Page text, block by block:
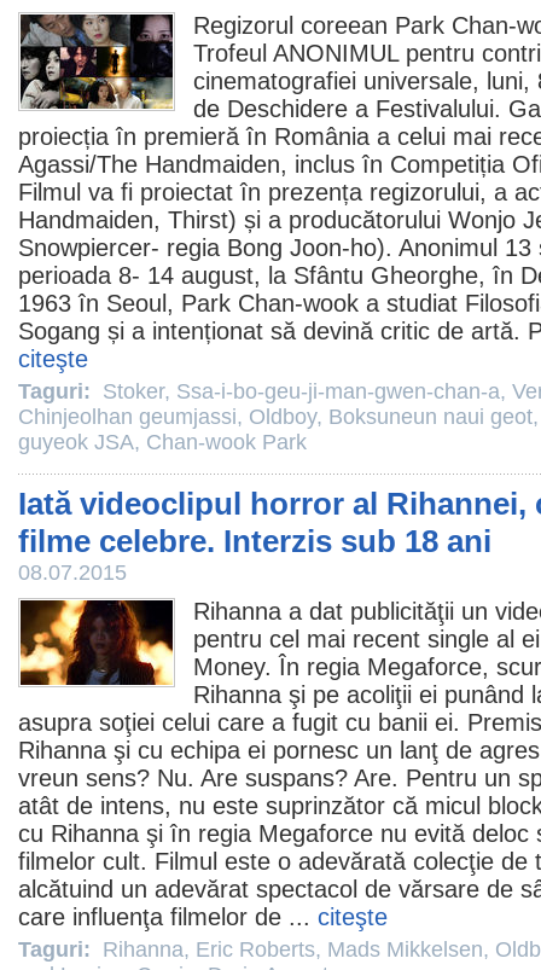
Regizorul coreean Park Chan-
Trofeul ANONIMUL pentru
cinematografiei universale,
de Deschidere a Festivalului.
proiecția în premieră în România a celui mai
Agassi/The Handmaiden, inclus în Competiția
Filmul va fi proiectat în prezența regizorului, a
Handmaiden, Thirst) și a producătorului Wonjo
Snowpiercer- regia Bong Joon-ho). Anonimul
perioada 8- 14 august, la Sfântu Gheorghe, în
1963 în Seoul, Park Chan-wook a studiat
Sogang și a intenționat să devină critic de artă.
citeşte
Taguri: Stoker, Ssa-i-bo-geu-ji-man-gwen-chan-a,
Chinjeolhan geumjassi, Oldboy, Boksuneun naui geot
guyeok JSA, Chan-wook Park
Iată videoclipul horror al Rihannei,
filme celebre. Interzis sub 18 ani
08.07.2015
Rihanna a dat publicităţii un
pentru cel mai recent single al
Money. În regia Megaforce,
Rihanna şi pe acoliţii ei punând
asupra soţiei celui care a fugit cu banii ei.
Rihanna şi cu echipa ei pornesc un lanţ de
vreun sens? Nu. Are suspans? Are. Pentru un
atât de intens, nu este suprinzător că micul
cu Rihanna şi în regia Megaforce nu evită deloc
filmelor cult. Filmul este o adevărată colecţie
alcătuind un adevărat spectacol de vărsare de
care influenţa filmelor de ... citeşte
Taguri: Rihanna, Eric Roberts, Mads Mikkelsen,